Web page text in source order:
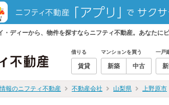
・ディーから、物件を探すならニフティ不動産。あなたに
借りる
賃貸
マンションを買う
新築 中古
一戸
報のニフティ不動産 不動産会社 山梨県 上野原市